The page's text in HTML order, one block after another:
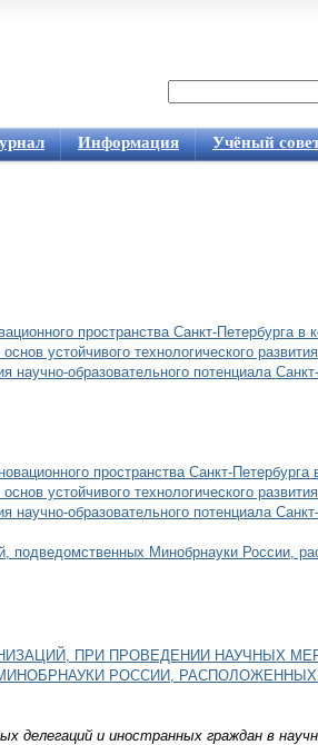
Форма поиска
Информация Учёный
пространства Санкт-Петербурга в
устойчивого технологического
образовательного потенциала
пространства Санкт-Петербурга
устойчивого технологического
образовательного потенциала
подведомственных Минобрнауки России,
ПРИ ПРОВЕДЕНИИ НАУЧНЫХ
РОССИИ, РАСПОЛОЖЕННЫХ
делегаций и иностранных граждан в